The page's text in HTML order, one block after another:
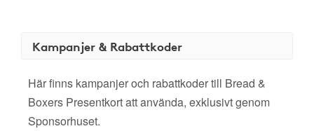
Kampanjer & Rabattkoder
Här finns kampanjer och rabattkoder till Bread &
Boxers Presentkort att använda, exklusivt genom
Sponsorhuset.